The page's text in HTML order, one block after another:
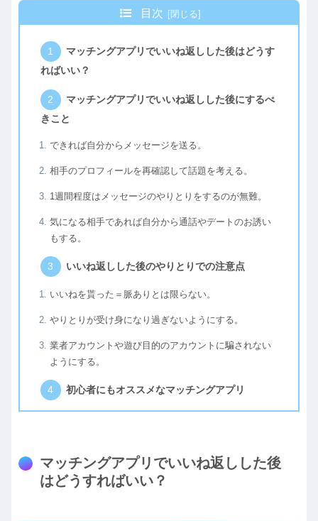
目次
マッチングアプリでいいね返しした後はどうす
ればいい？
マッチングアプリでいいね返しした後にするべ
きこと
できれば自分からメッセージを送る。
相手のプロフィールを再確認して話題を考える。
1週間程度はメッセージのやりとりをするのが無難。
気になる相手であれば自分から通話やデートのお誘い
もする。
いいね返しした後のやりとりでの注意点
いいねを貰った＝脈ありとは限らない。
やりとりが受け身になり過ぎないようにする。
業者アカウントや遊び目的のアカウントに騙されない
ようにする。
初心者にもオススメなマッチングアプリ
マッチングアプリでいいね返しした後
はどうすればいい？